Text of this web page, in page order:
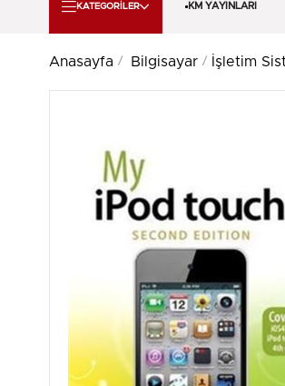
KATEGORİLER KM YAYINLARI
Anasayfa Bilgisayar İşletim